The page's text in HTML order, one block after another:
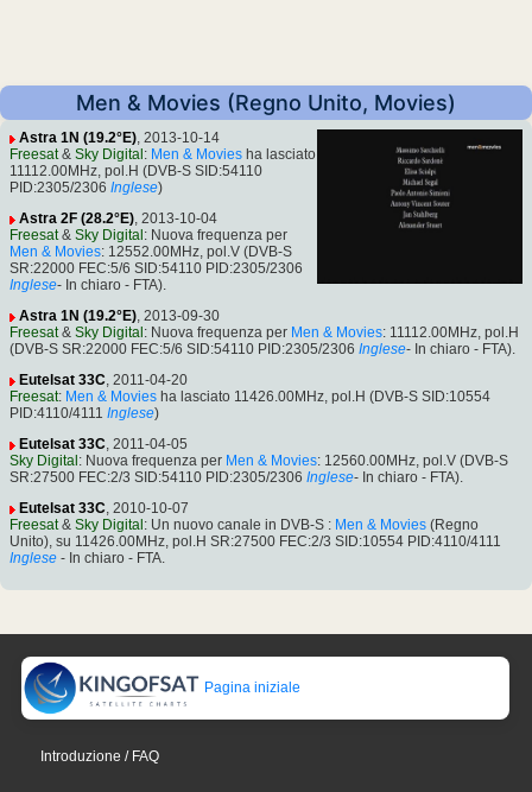
Men & Movies (Regno Unito, Movies)
Astra 1N (19.2°E), 2013-10-14
Freesat& Sky Digital : Men & Movies ha lasciato
11112.00MHz, pol.H (DVB-S SID:54110
PID:2305/2306 Inglese)
Astra 2F (28.2°E), 2013-10-04
Freesat& Sky Digital : Nuova frequenza per
Men & Movies: 12552.00MHz, pol.V (DVB-S
SR:22000 FEC:5/6 SID:54110 PID:2305/2306
Inglese- In chiaro - FTA).
Astra 1N (19.2°E), 2013-09-30
Freesat& Sky Digital : Nuova frequenza per Men & Movies: 11112.00MHz, pol.H
(DVB-S SR:22000 FEC:5/6 SID:54110 PID:2305/2306 Inglese- In chiaro - FTA).
Eutelsat 33C, 2011-04-20
Freesat: Men & Movies ha lasciato 11426.00MHz, pol.H (DVB-S SID:10554
PID:4110/4111 Inglese)
Eutelsat 33C, 2011-04-05
Sky Digital : Nuova frequenza per Men & Movies: 12560.00MHz, pol.V (DVB-S
SR:27500 FEC:2/3 SID:54110 PID:2305/2306 Inglese- In chiaro - FTA).
Eutelsat 33C, 2010-10-07
Freesat& Sky Digital : Un nuovo canale in DVB-S : Men & Movies (Regno
Unito), su 11426.00MHz, pol.H SR:27500 FEC:2/3 SID:10554 PID:4110/4111
Inglese - In chiaro - FTA.
Pagina iniziale
Introduzione / FAQ